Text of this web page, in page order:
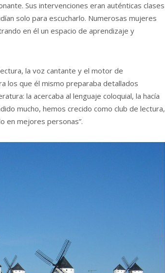
Sus intervenciones eran auténticas clases
solo para escucharlo. Numerosas mujeres
en él un espacio de aprendizaje y
la voz cantante y el motor de
los que él mismo preparaba detallados
la acercaba al lenguaje coloquial, la hacía
mucho, hemos crecido como club de lectura,
en mejores personas”.